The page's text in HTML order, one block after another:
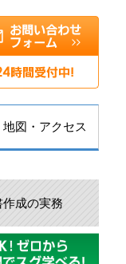
地図・アクセス
成の実務